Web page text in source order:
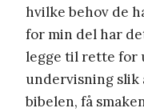
hvilke behov de
for min del har
legge til rette for
undervisning slik
bibelen, få